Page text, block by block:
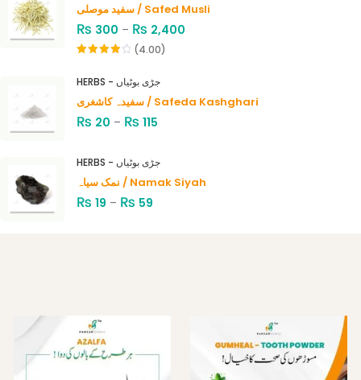
سفید موصلی / Safed Musli
₨ 300 – ₨ 2,400
of 5
(4.00)
HERBS - جڑی بوٹیاں
سفیدہ کاشغری / Safeda Kashghari
₨ 20 – ₨ 115
HERBS - جڑی بوٹیاں
نمک سیاہ / Namak Siyah
₨ 19 – ₨ 59